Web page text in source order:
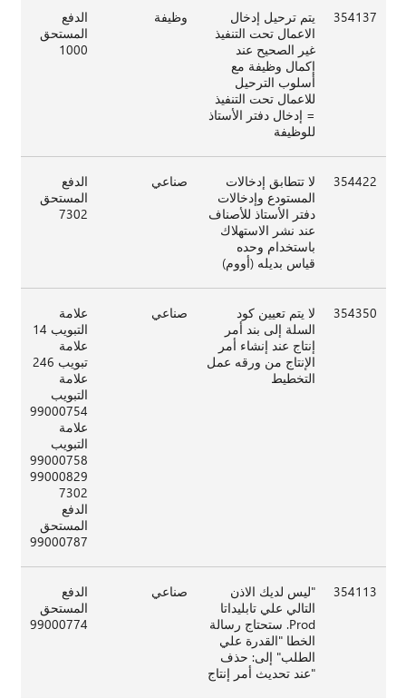
354137
يتم ترحيل إدخال
الاعمال تحت التنفيذ
غير الصحيح عند
إكمال وظيفة مع
أسلوب الترحيل
للاعمال تحت التنفيذ
= إدخال دفتر الأستاذ
للوظيفة
وظيفة
الدفع
المستحق
1000
354422
لا تتطابق إدخالات
المستودع وإدخالات
دفتر الأستاذ للأصناف
عند نشر الاستهلاك
باستخدام وحده
قياس بديله (أووم)
صناعي
الدفع
المستحق
7302
354350
لا يتم تعيين كود
السلة إلى بند أمر
إنتاج عند إنشاء أمر
الإنتاج من ورقه عمل
التخطيط
صناعي
علامة
التبويب 14
علامة
تبويب 246
علامة
التبويب
99000754
علامة
التبويب
99000758
99000829
7302
الدفع
المستحق
99000787
354113
"ليس لديك الاذن
التالي علي تابليداتا
Prod. ستحتاج رسالة
الخطا "القدرة علي
الطلب" إلى: حذف
"عند تحديث أمر إنتاج
صناعي
الدفع
المستحق
99000774